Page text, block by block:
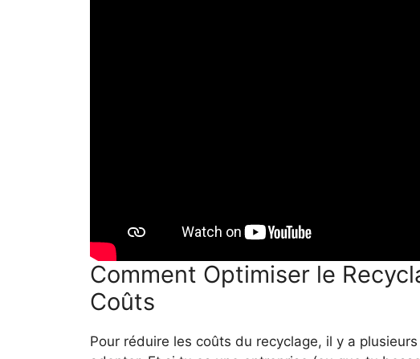
Comment Optimiser le
Coûts
Pour réduire les coûts du recyclage, il y a